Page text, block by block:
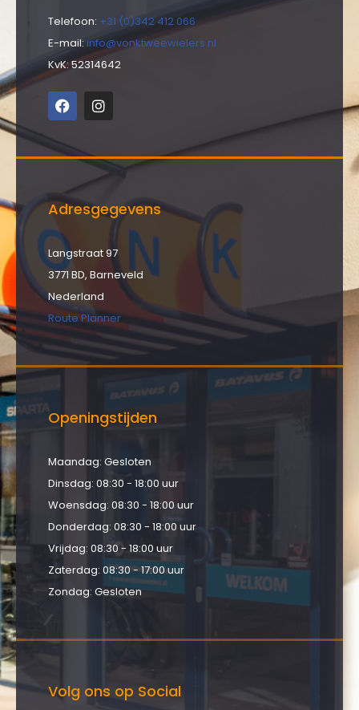
Telefoon: +31 (0)342 412 066
E-mail: info@vonktweewielers.nl
KvK: 52314642
Adresgegevens
Langstraat 97
3771 BD, Barneveld
Nederland
Route Planner
Openingstijden
Maandag: Gesloten
Dinsdag: 08:30 - 18:00 uur
Woensdag: 08:30 - 18:00 uur
Donderdag: 08:30 - 18:00 uur
Vrijdag: 08:30 - 18:00 uur
Zaterdag: 08:30 - 17:00 uur
Zondag: Gesloten
Volg ons op Social